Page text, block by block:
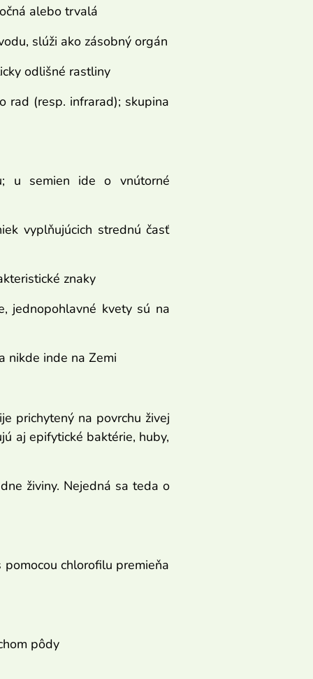
alebo trvalá
slúži ako zásobný orgán
odlišné rastliny
rad (resp. infrarad); skupina
u semien ide o vnútorné
vyplňujúcich strednú časť
znaky
jednopohlavné kvety sú na
nikde inde na Zemi
prichytený na povrchu živej
aj epifytické baktérie, huby,
živiny. Nejedná sa teda o
chlorofilu premieňa
pôdy